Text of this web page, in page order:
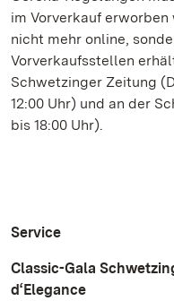
im Vorverkauf
nicht mehr online,
Vorverkaufsstellen
Schwetzinger Zeitung
12:00 Uhr) und an der
bis 18:00 Uhr).
Service
Classic-Gala
d‘Elegance